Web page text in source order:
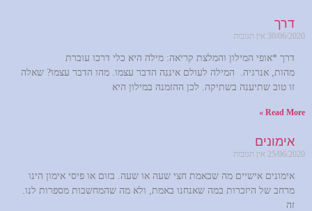
דרך
30/06/2020 אין תגובות
דרך *אופי המילון והמלצת קריאה: מילה היא כלי דרכו עוברת
מהות, אנרגיה. המילה לעולם איננה הדבר עצמו. מהו הדבר עצמו? שאלה
זו טוב שתיענה בשתיקה. לכן ההזמנה במילון היא
Read More »
אימונים
25/06/2020 אין תגובות
אימונים אישיים מה שבאמת חצי שעה או שעה. בזום או פיסי אימון הינו
מרחב של היזכרות במה שאנחנו באמת, ולא מה שהמחשבות מספרות לנו.
זה